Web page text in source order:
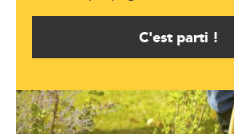
C'est parti !